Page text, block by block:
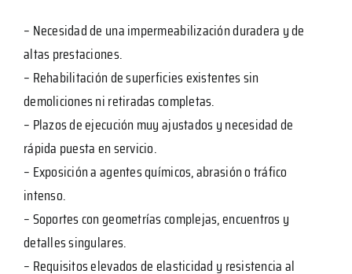
– Necesidad de una impermeabilización duradera y de
altas prestaciones.
– Rehabilitación de superficies existentes sin
demoliciones ni retiradas completas.
– Plazos de ejecución muy ajustados y necesidad de
rápida puesta en servicio.
– Exposición a agentes químicos, abrasión o tráfico
intenso.
– Soportes con geometrías complejas, encuentros y
detalles singulares.
– Requisitos elevados de elasticidad y resistencia al